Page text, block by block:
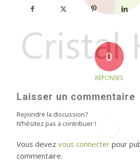
0
RÉPONSES
Laisser un commentaire
Rejoindre la discussion?
N’hésitez pas à contribuer !
Vous devez vous connecterpour
commentaire.